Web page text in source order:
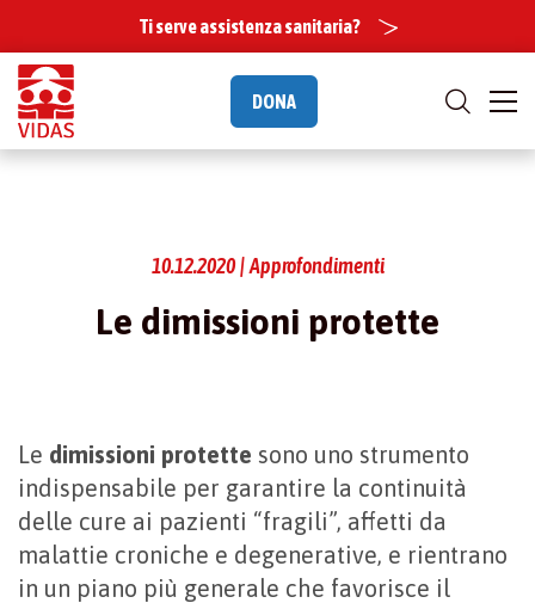
Ti serve assistenza sanitaria?
DONA
10.12.2020 | Approfondimenti
Le dimissioni protette
Le dimissioni protette sono uno strumento
indispensabile per garantire la continuità
delle cure ai pazienti “fragili”, affetti da
malattie croniche e degenerative, e rientrano
in un piano più generale che favorisce il